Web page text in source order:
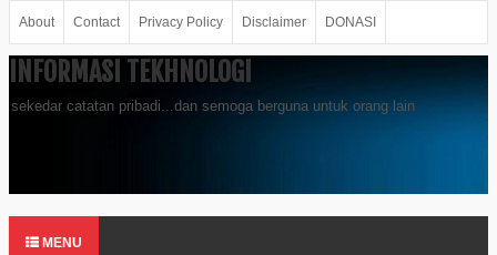
About Contact Privacy Policy Disclaimer DONASI
INFORMASI TEKHNOLOGI
sekedar catatan pribadi...dan semoga berguna untuk orang lain
MENU